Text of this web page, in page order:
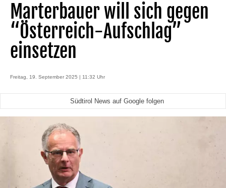
Marterbauer will sich gegen
“Österreich-Aufschlag”
einsetzen
Freitag, 19. September 2025 | 11:32 Uhr
Südtirol News auf Google folgen